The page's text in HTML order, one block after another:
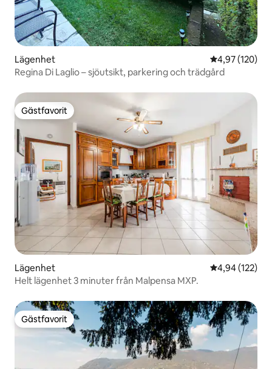
Lägenhet 4,97 av 5 i
4,97 (120)
Regina Di Laglio – sjöutsikt, parkering och trädgård
Gästfavorit
Gästfavorit
Lägenhet 4,94 av 5 i
4,94 (122)
Helt lägenhet 3 minuter från Malpensa MXP.
Gästfavorit
Gästfavorit